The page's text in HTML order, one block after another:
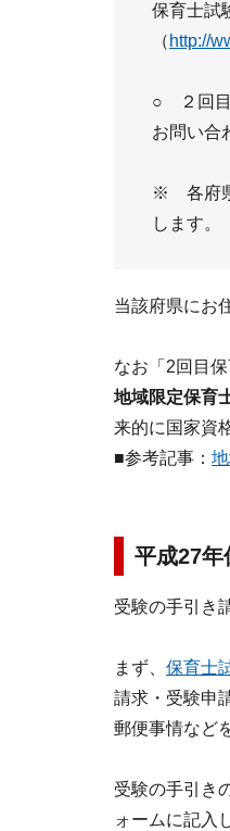
保育士試
（ http://
○ ２回目
お問い合
※ 各府県
します。
当該府県にお
なお「2回目
地域限定保育
来的に国家資
■参考記事：
平成27年
受験の手引き
まず、 保育士
請求・受験申
郵便事情など
受験の手引き
ォームに記入